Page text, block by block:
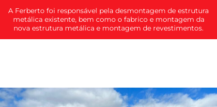
A Ferberto foi responsável pela desmontagem de estrutura
metálica existente, bem como o fabrico e montagem da
nova estrutura metálica e montagem de revestimentos.